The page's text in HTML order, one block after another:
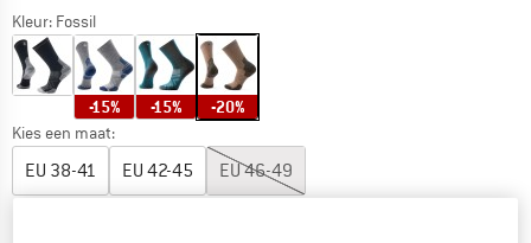
Kleur: Fossil
-15% -15% -20%
Kies een maat:
EU 38-41 EU 42-45 EU46-49